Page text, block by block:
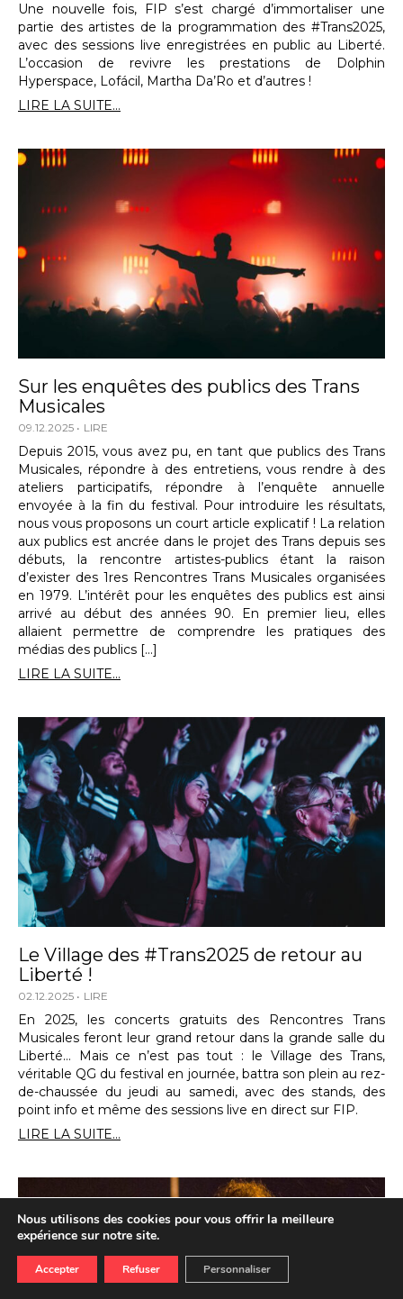
Une nouvelle fois, FIP s’est chargé d’immortaliser une
partie des artistes de la programmation des #Trans2025,
avec des sessions live enregistrées en public au Liberté.
L’occasion de revivre les prestations de Dolphin
Hyperspace, Lofácil, Martha Da’Ro et d’autres !
LIRE LA SUITE...
Sur les enquêtes des publics des Trans
Musicales
09.12.2025 LIRE
Depuis 2015, vous avez pu, en tant que publics des Trans
Musicales, répondre à des entretiens, vous rendre à des
ateliers participatifs, répondre à l’enquête annuelle
envoyée à la fin du festival. Pour introduire les résultats,
nous vous proposons un court article explicatif ! La relation
aux publics est ancrée dans le projet des Trans depuis ses
débuts, la rencontre artistes-publics étant la raison
d’exister des 1res Rencontres Trans Musicales organisées
en 1979. L’intérêt pour les enquêtes des publics est ainsi
arrivé au début des années 90. En premier lieu, elles
allaient permettre de comprendre les pratiques des
médias des publics […]
LIRE LA SUITE...
Le Village des #Trans2025 de retour au
Liberté !
02.12.2025 LIRE
En 2025, les concerts gratuits des Rencontres Trans
Musicales feront leur grand retour dans la grande salle du
Liberté… Mais ce n’est pas tout : le Village des Trans,
véritable QG du festival en journée, battra son plein au rez-
de-chaussée du jeudi au samedi, avec des stands, des
point info et même des sessions live en direct sur FIP.
LIRE LA SUITE...
Nous utilisons des cookies pour vous offrir la meilleure
expérience sur notre site.
Accepter Refuser Personnaliser